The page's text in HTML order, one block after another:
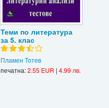
Теми по литература
за 5. клас
Пламен Тотев
печатна:2.55 EUR | 4.99 лв.